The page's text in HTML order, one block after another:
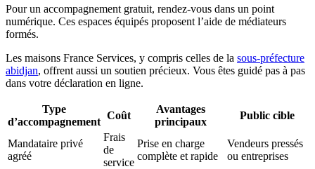
Pour un accompagnement gratuit, rendez-vous dans un point
numérique. Ces espaces équipés proposent l’aide de médiateurs
formés.
Les maisons France Services, y compris celles de la sous-préfecture
abidjan, offrent aussi un soutien précieux. Vous êtes guidé pas à pas
dans votre déclaration en ligne.
Type
d’accompagnement
Coût
Avantages
principaux
Public cible
Mandataire privé
agréé
Frais
de
service
Prise en charge
complète et rapide
Vendeurs pressés
ou entreprises